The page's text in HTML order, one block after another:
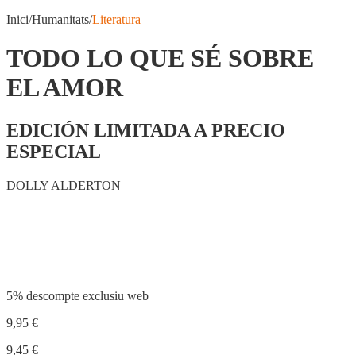
Inici/Humanitats/Literatura
TODO LO QUE SÉ SOBRE
EL AMOR
EDICIÓN LIMITADA A PRECIO
ESPECIAL
DOLLY ALDERTON
5% descompte exclusiu web
9,95 €
9,45 €